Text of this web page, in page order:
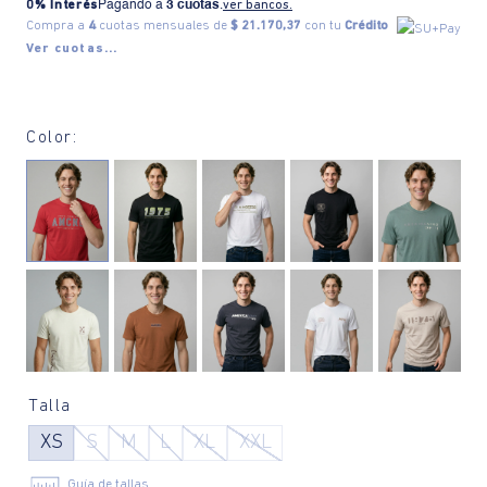
0% Interés Pagando a 3 cuotas.ver bancos.
Compra a 4cuotas mensuales de $ 21.170,37 con tu Crédito
Ver cuotas...
Color:
Talla
XS S M L XL XXL